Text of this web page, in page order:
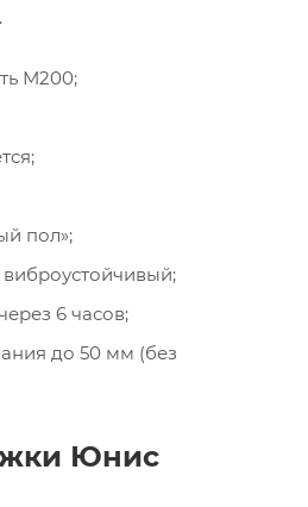
М200;
пол»;
6 часов;
до 50 мм (без
Юнис